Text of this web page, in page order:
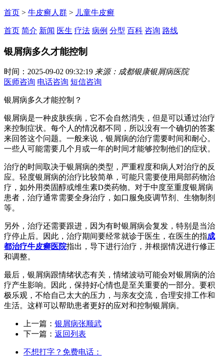
首页 > 牛皮癣人群 > 儿童牛皮癣
首页 简介 新闻 医生 疗法 病例 分型 百科 咨询 路线
银屑病多久才能控制
时间：2025-09-02 09:32:19 来源：成都银康银屑病医院
医师咨询 电话咨询 短信咨询
银屑病多久才能控制？
银屑病是一种皮肤疾病，它不会自然消失，但是可以通过治疗
来控制症状。每个人的情况都不同，所以没有一个确切的答案
来回答这个问题。一般来说，银屑病的治疗需要时间和耐心。
一些人可能需要几个月或一年的时间才能够控制他们的症状。
治疗的时间取决于银屑病的类型，严重程度和病人对治疗的反
应。轻度银屑病的治疗比较简单，可能只需要使用局部药物治
疗，如外用类固醇或维生素D类药物。对于中度至重度银屑病
患者，治疗通常需要全身治疗，如口服免疫调节剂、生物制剂
等。
另外，治疗还需要跟进，因为有时银屑病会复发，特别是当治
疗停止后。因此，治疗期间要经常就诊于医生，在医生的指成
都治疗牛皮癣医院指出，导下进行治疗，并根据情况进行修正
和调整。
最后，银屑病跟情绪状态有关，情绪波动可能会对银屑病的治
疗产生影响。因此，保持好心情也是至关重要的一部分。要积
极乐观，不给自己太大的压力，与亲友交流，合理安排工作和
生活。这样可以帮助患者更好的应对和控制银屑病。
上一篇： 银屑病张顺武
下一篇： 返回列表
不想打字？免费电话：